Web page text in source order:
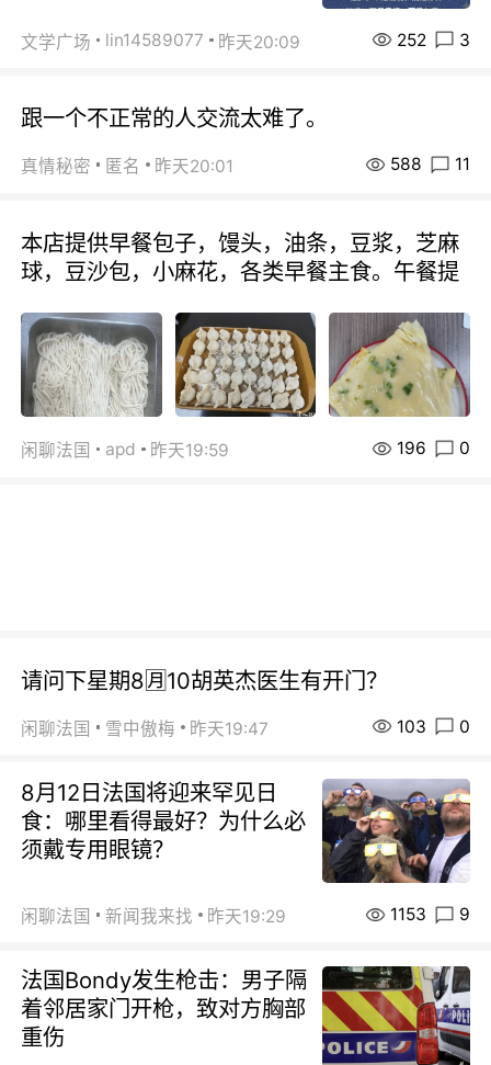
文学广场 lin14589077 昨天20:09 252 3
跟一个不正常的人交流太难了。
真情秘密 匿名 昨天20:01 588 11
本店提供早餐包子，馒头，油条，豆浆，芝麻
球，豆沙包，小麻花，各类早餐主食。午餐提
闲聊法国 apd 昨天19:59 196 0
请问下星期8🈷️10胡英杰医生有开门？
闲聊法国 雪中傲梅 昨天19:47 103 0
8月12日法国将迎来罕见日
食：哪里看得最好？为什么必
须戴专用眼镜？
闲聊法国 新闻我来找 昨天19:29 1153 9
法国Bondy发生枪击：男子隔
着邻居家门开枪，致对方胸部
重伤